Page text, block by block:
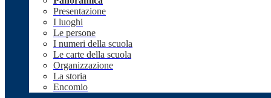
Presentazione
I luoghi
Le persone
I numeri della scuola
Le carte della scuola
Organizzazione
La storia
Encomio